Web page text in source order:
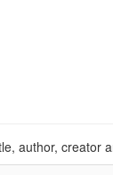
author, creator